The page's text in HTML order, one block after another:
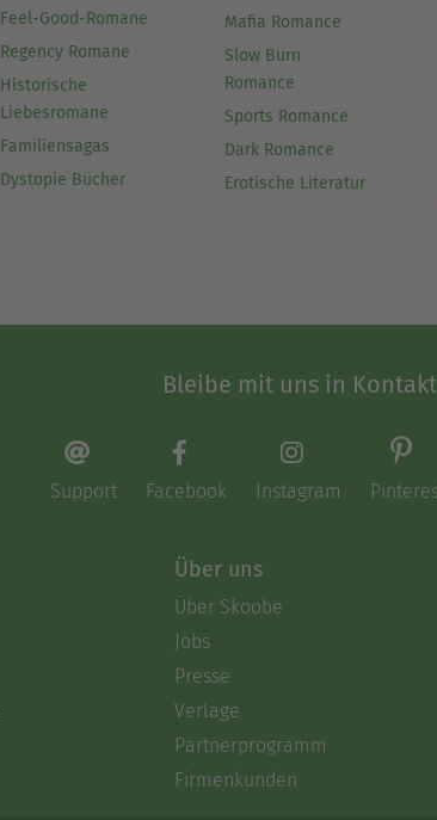
Feel-Good-Romane
Regency Romane
Historische
Liebesromane
Familiensagas
Dystopie Bücher
Mafia Romance
Slow Burn
Romance
Sports Romance
Dark Romance
Erotische Literatur
Bleibe mit uns in Kontakt
Support Facebook Instagram
Über uns
Über Skoobe
Jobs
Presse
Verlage
Partnerprogramm
Firmenkunden